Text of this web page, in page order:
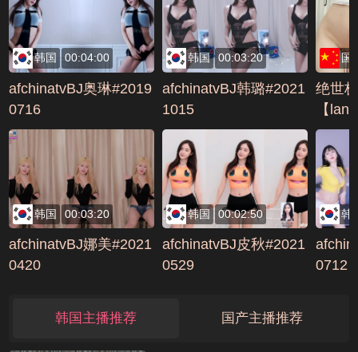
韩国 00:04:00
afchinatvBJ奥琳#2019
0716
韩国 00:03:20
afchinatvBJ韩璐#2021
1015
国
绝世
【
大秀
1
韩国 00:03:20
afchinatvBJ娜美#2021
0420
韩国 00:02:50
afchinatvBJ皮秋#2021
0529
韩
0712
韩国主播推荐 国产主播推荐